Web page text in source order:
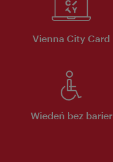
Vienna City Card
Wiedeń bez barier